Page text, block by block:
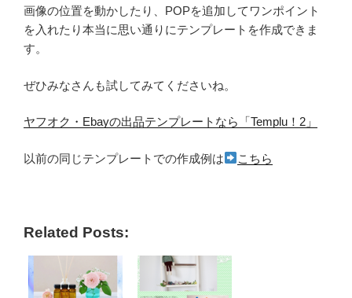
画像の位置を動かしたり、POPを追加してワンポイント
を入れたり本当に思い通りにテンプレートを作成できま
す。
ぜひみなさんも試してみてくださいね。
ヤフオク・Ebayの出品テンプレートなら「Templu！2」
以前の同じテンプレートでの作成例は こちら
Related Posts: